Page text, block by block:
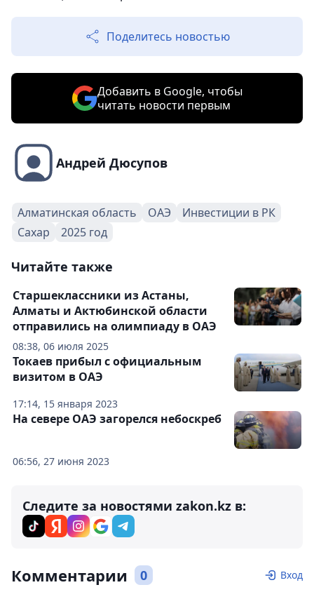
Поделитесь новостью
Добавить в Google, чтобы
читать новости первым
Андрей Дюсупов
Алматинская область ОАЭ
Инвестиции в РК
Сахар
2025 год
Читайте также
08:38, 06 июля 2025
Старшеклассники из Астаны,
Алматы и Актюбинской области
отправились на олимпиаду в ОАЭ
17:14, 15 января 2023
Токаев прибыл с официальным
визитом в ОАЭ
06:56, 27 июня 2023
На севере ОАЭ загорелся небоскреб
Следите за новостями zakon.kz в:
Комментарии 0 Вход